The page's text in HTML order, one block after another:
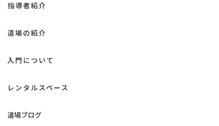
指導者紹介
道場の紹介
入門について
レンタルスペース
道場ブログ